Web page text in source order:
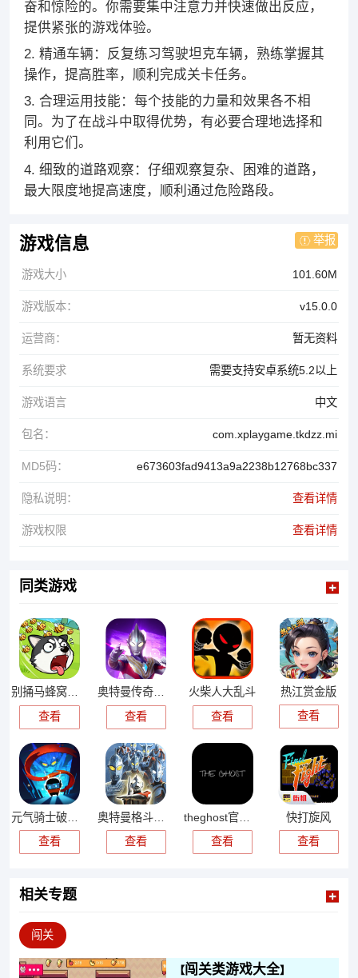
奋和惊险的。你需要集中注意力并快速做出反应，
提供紧张的游戏体验。
2. 精通车辆：反复练习驾驶坦克车辆，熟练掌握其
操作，提高胜率，顺利完成关卡任务。
3. 合理运用技能：每个技能的力量和效果各不相
同。为了在战斗中取得优势，有必要合理地选择和
利用它们。
4. 细致的道路观察：仔细观察复杂、困难的道路，
最大限度地提高速度，顺利通过危险路段。
游戏信息 举报
游戏大小 101.60M
游戏版本： v15.0.0
运营商： 暂无资料
系统要求 需要支持安卓系统5.2以上
游戏语言 中文
包名： com.xplaygame.tkdzz.mi
MD5码： e673603fad9413a9a2238b12768bc337
隐私说明： 查看详情
游戏权限 查看详情
同类游戏
别捅马蜂窝游戏
查看
奥特曼传奇英雄国际版
查看
火柴人大乱斗
查看
热江赏金版
查看
元气骑士破解版
查看
查看
查看
快打旋风
查看
相关专题
闯关
闯关类游戏大全